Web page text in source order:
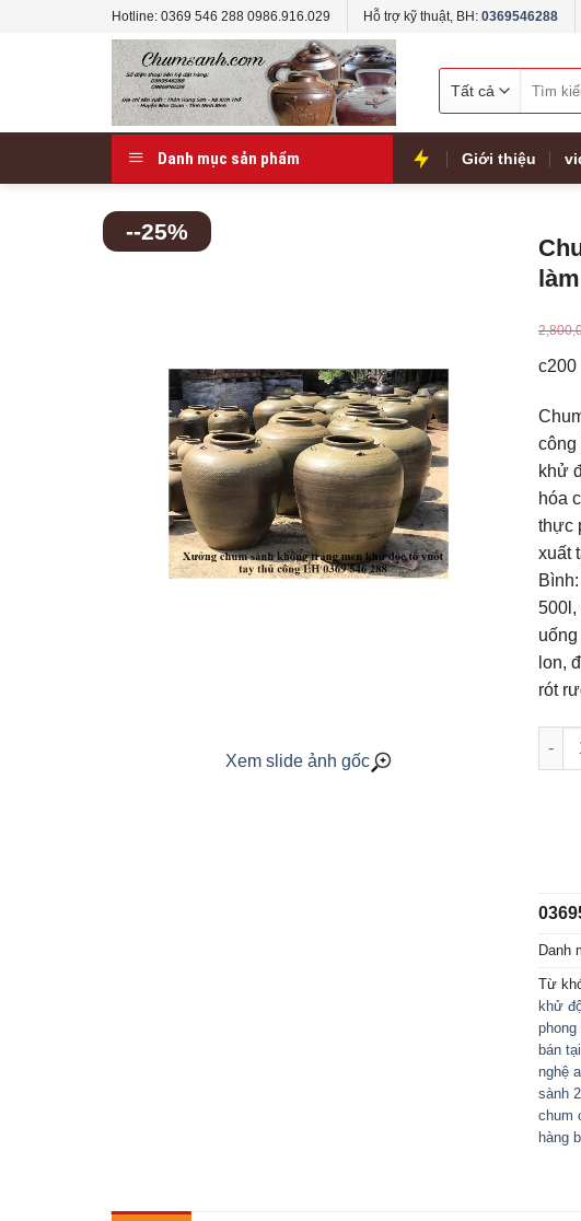
Hotline: 0369 546 288 0986.916.029 Hỗ trợ kỹ thuật, BH: 0369546288
kiếm:
Danh mục sản phẩm Giới thiệu
--25%
Xem slide ảnh gốc
c200
công
khử
hóa
thực
xuất
500l,
lon,
rót
Máy
Danh
Từ
khử
bán
nghệ
sành
chum
hàng